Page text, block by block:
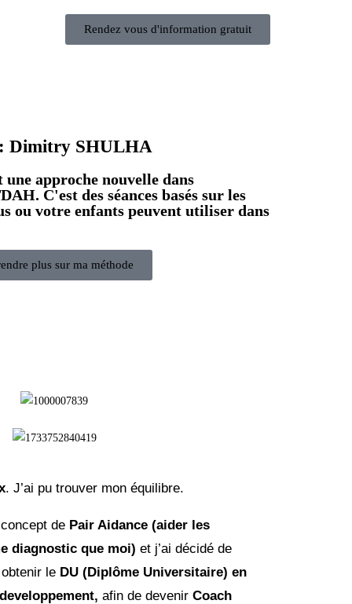
Rendez vous d'information gratuit
Dimitry SHULHA
approche nouvelle dans
C'est des séances basés sur les
ou votre enfants peuvent utiliser dans
plus sur ma méthode
. J’ai pu trouver mon équilibre.
de Pair Aidance (aider les
diagnostic que moi) et j’ai décidé de
le DU (Diplôme Universitaire) en
afin de devenir Coach